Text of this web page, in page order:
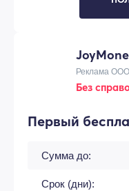
Реклама
Без
Первый
Сумма до:
Срок (дни):